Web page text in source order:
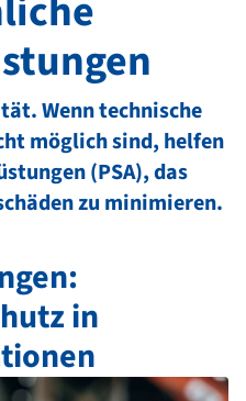
Wenn technische
möglich sind, helfen
(PSA), das
zu minimieren.
in